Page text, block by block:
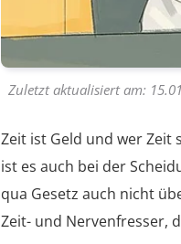
Zuletzt aktualisiert am:
Zeit ist Geld und wer Zeit
ist es auch bei der
qua Gesetz auch nicht
Zeit- und Nervenfresser,